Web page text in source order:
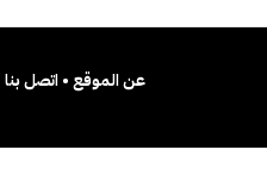
عن الموقع • اتصل بنا